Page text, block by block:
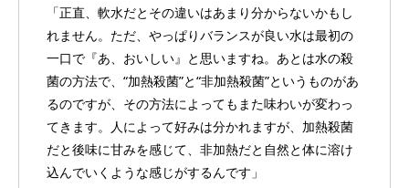
「正直、軟水だとその違いはあまり分からないかもし
れません。ただ、やっぱりバランスが良い水は最初の
一口で『あ、おいしい』と思いますね。あとは水の殺
菌の方法で、“加熱殺菌”と“非加熱殺菌”というものがあ
るのですが、その方法によってもまた味わいが変わっ
てきます。人によって好みは分かれますが、加熱殺菌
だと後味に甘みを感じて、非加熱だと自然と体に溶け
込んでいくような感じがするんです」